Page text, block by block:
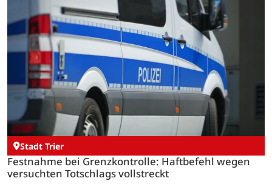
Stadt Trier
Festnahme bei Grenzkontrolle: Haftbefehl wegen
versuchten Totschlags vollstreckt